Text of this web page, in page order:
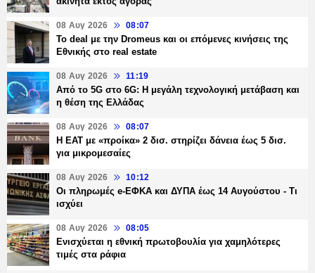
08 Αυγ 2026 08:07
Το deal με την Dromeus και οι επόμενες κινήσεις της
Εθνικής στο real estate
08 Αυγ 2026 11:19
Από το 5G στο 6G: Η μεγάλη τεχνολογική μετάβαση και
η θέση της Ελλάδας
08 Αυγ 2026 08:07
Η ΕΑΤ με «προίκα» 2 δισ. στηρίζει δάνεια έως 5 δισ.
για μικρομεσαίες
08 Αυγ 2026 10:12
Οι πληρωμές e-ΕΦΚΑ και ΔΥΠΑ έως 14 Αυγούστου - Τι
ισχύει
08 Αυγ 2026 08:05
Ενισχύεται η εθνική πρωτοβουλία για χαμηλότερες
τιμές στα ράφια